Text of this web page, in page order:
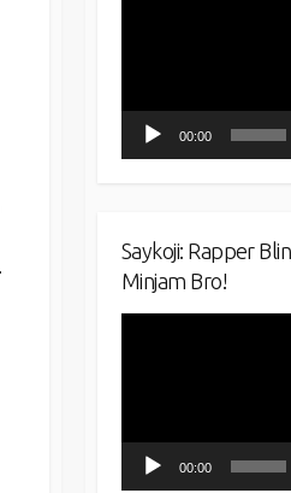
00:00
Saykoji: Rapper
Minjam Bro!
00:00